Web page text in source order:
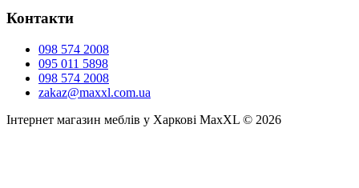
Контакти
098 574 2008
095 011 5898
098 574 2008
zakaz@maxxl.com.ua
Інтернет магазин меблів у Харкові MaxXL © 2026